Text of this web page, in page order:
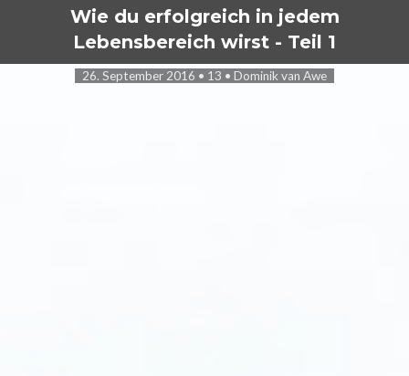
Wie du erfolgreich in jedem
Lebensbereich wirst - Teil 1
26. September 2016 • 13 • Dominik van Awe